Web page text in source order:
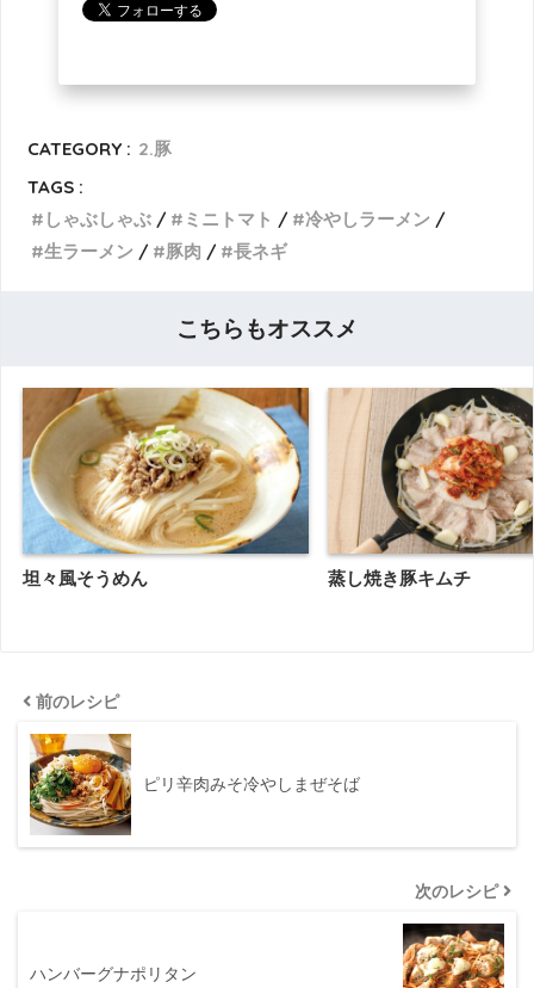
CATEGORY : 2.豚
TAGS :
しゃぶしゃぶ
ミニトマト
冷やしラーメン
生ラーメン
豚肉 長ネギ
こちらもオススメ
坦々風そうめん 蒸し焼き豚キムチ
前のレシピ
ピリ辛肉みそ冷やしまぜそば
次のレシピ
ハンバーグナポリタン